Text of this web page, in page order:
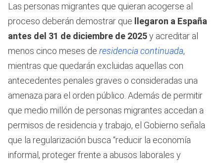
Las personas migrantes que quieran acogerse al
proceso deberán demostrar que llegaron a España
antes del 31 de diciembre de 2025y acreditar al
menos cinco meses de residencia continuada,
mientras que quedarán excluidas aquellas con
antecedentes penales graves o consideradas una
amenaza para el orden público. Además de permitir
que medio millón de personas migrantes accedan a
permisos de residencia y trabajo, el Gobierno señala
que la regularización busca “reducir la economía
informal, proteger frente a abusos laborales y